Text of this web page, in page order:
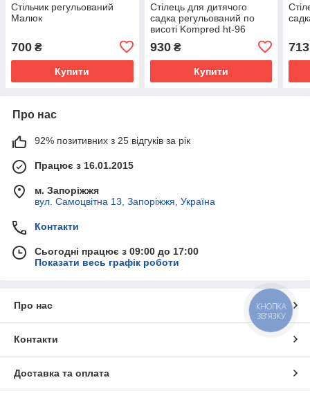
Стільчик регульований
Малюк
700 ₴
Купити
Стілець для дитячого
садка регульований по
висоті Kompred ht-96
930₴
Купити
713
Про нас
92% позитивних з 25 відгуків за рік
Працює з 16.01.2015
м. Запоріжжя
вул. Самоцвітна 13, Запоріжжя, Україна
Контакти
Сьогодні працює з 09:00 до 17:00
Показати весь графік роботи
Про нас
Контакти
Доставка та оплата
КНОПКА
ЗВ'ЯЗКУ